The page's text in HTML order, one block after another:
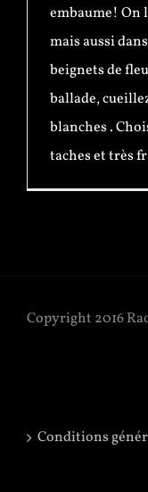
embaume! On
mais aussi
beignets de
ballade,
blanches .
taches et très
Copyright 2016
Conditions